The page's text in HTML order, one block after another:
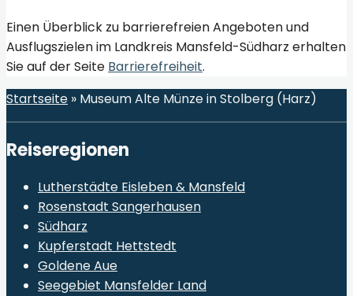
Einen Überblick zu barrierefreien Angeboten und
Ausflugszielen im Landkreis Mansfeld-Südharz erhalten
Sie auf der Seite Barrierefreiheit.
Startseite » Museum Alte Münze in Stolberg (Harz)
Reiseregionen
Lutherstädte Eisleben & Mansfeld
Rosenstadt Sangerhausen
Südharz
Kupferstadt Hettstedt
Goldene Aue
Seegebiet Mansfelder Land